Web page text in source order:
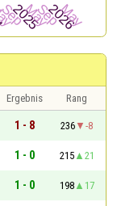
Ergebnis
Rang
1 - 8 236
-8
1 - 0 215
21
1 - 0 198
17